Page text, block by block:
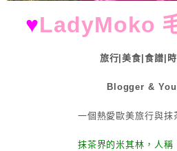
♥LadyMoko
旅行|美食|食譜|
Blogger &
一個熱愛歐美旅行與抹
抹茶界的米其林，人稱